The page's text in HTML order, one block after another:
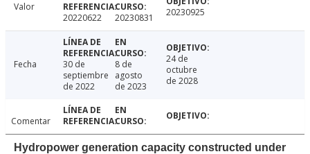
Valor
20220622
20230831 20230925
Fecha
30 de
septiembre
de 2022
8 de
agosto
de 2023
24 de
octubre
de 2028
Comentar
Hydropower generation capacity constructed under